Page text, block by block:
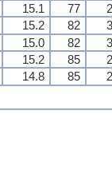
15.1 77
15.2 82
15.0 82
15.2 85
14.8 85